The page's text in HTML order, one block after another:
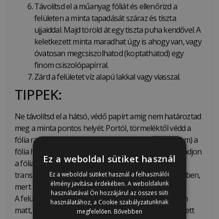
Távolítsd el a műanyag fóliát és ellenőrizd a
felületen a minta tapadását száraz és tiszta
ujjaiddal. Majd töröld át egy tiszta puha kendővel. A
keletkezett minta maradhat úgy is ahogy van, vagy
óvatosan megcsiszolhatod (koptathatod) egy
finom csiszolópapírral.
Zárd a felületet víz alapú lakkal vagy viasszal.
TIPPEK:
Ne távolítsd el a hátsó, védő papírt amíg nem határoztad
meg a minta pontos helyét. Portól, törmeléktől védd a
fólia ragacsos hátát. Ne érj semmivel (az ujjaiddal sem) a
fólia hátán levő felülethez. Kerüld el, hogy összeragadjon
a fólia háta (például ne dolgozz szélben). Ne tárold a
transzfert extrém melegben vagy nedves környezetben,
mert mindezek befolyásolhatják a tapadását.
A felület, amire a transzfert fogod ragasztani, legyen
matt, tiszta, száraz és sima. Amennyiben frissen festett
Ez a weboldal sütiket használ
Ez a weboldal sütiket használ a felhasználói
élmény javítása érdekében. A weboldalunk
használatával Ön hozzájárul az összes süti
használatához, a Cookie szabályzatunknak
megfelelően. Bővebben